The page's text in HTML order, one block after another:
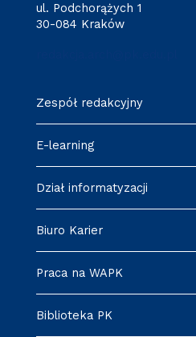
ul. Podchorążych 1
30-084 Kraków
Zespół redakcyjny
E-learning
Dział informatyzacji
Biuro Karier
Praca na WAPK
Biblioteka PK